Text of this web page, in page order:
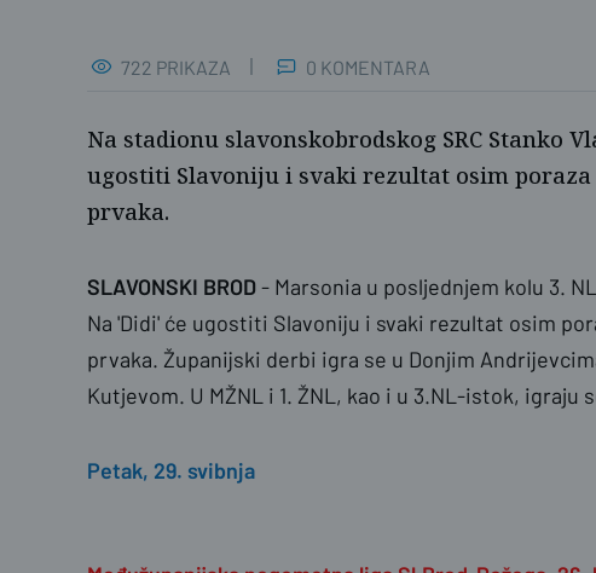
722 PRIKAZA 0 KOMENTARA
Na stadionu slavonskobrodskog SRC Stanko
ugostiti Slavoniju i svaki rezultat osim
prvaka.
SLAVONSKI BROD- Marsonia u posljednjem kolu 3.
Na 'Didi' će ugostiti Slavoniju i svaki rezultat osim
prvaka. Županijski derbi igra se u Donjim
Kutjevom. U MŽNL i 1. ŽNL, kao i u 3.NL-istok, igraju
Petak, 29. svibnja